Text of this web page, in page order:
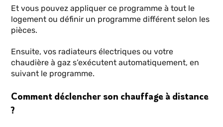
Et vous pouvez appliquer ce programme à tout le
logement ou définir un programme différent selon les
pièces.
Ensuite, vos radiateurs électriques ou votre
chaudière à gaz s’exécutent automatiquement, en
suivant le programme.
Comment déclencher son chauffage à distance
?